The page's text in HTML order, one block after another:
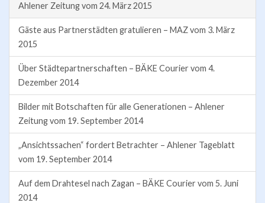
Ahlener Zeitung vom 24. März 2015
Gäste aus Partnerstädten gratulieren – MAZ vom 3. März
2015
Über Städtepartnerschaften – BÄKE Courier vom 4.
Dezember 2014
Bilder mit Botschaften für alle Generationen – Ahlener
Zeitung vom 19. September 2014
„Ansichtssachen“ fordert Betrachter – Ahlener Tageblatt
vom 19. September 2014
Auf dem Drahtesel nach Zagan – BÄKE Courier vom 5. Juni
2014